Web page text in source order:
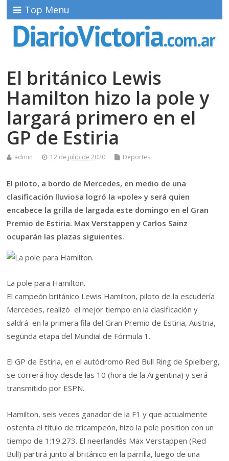
Top Menu
El británico Lewis
Hamilton hizo la pole y
largará primero en el
GP de Estiria
admin 12 de julio de 2020 Deportes
El piloto, a bordo de Mercedes, en medio de una
clasificación lluviosa logró la «pole» y será quien
encabece la grilla de largada este domingo en el Gran
Premio de Estiria. Max Verstappen y Carlos Sainz
ocuparán las plazas siguientes.
La pole para Hamilton.
El campeón británico Lewis Hamilton, piloto de la escudería
Mercedes, realizó el mejor tiempo en la clasificación y
saldrá en la primera fila del Gran Premio de Estiria, Austria,
segunda etapa del Mundial de Fórmula 1.
El GP de Estiria, en el autódromo Red Bull Ring de Spielberg,
se correrá hoy desde las 10 (hora de la Argentina) y será
transmitido por ESPN.
Hamilton, seis veces ganador de la F1 y que actualmente
ostenta el título de tricampeón, hizo la pole position con un
tiempo de 1:19.273. El neerlandés Max Verstappen (Red
Bull) partirá junto al británico en la parrilla, luego de una